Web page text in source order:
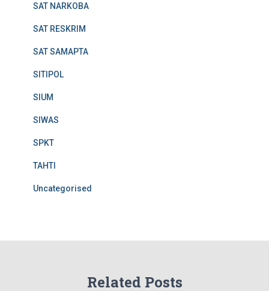
SAT NARKOBA
SAT RESKRIM
SAT SAMAPTA
SITIPOL
SIUM
SIWAS
SPKT
TAHTI
Uncategorised
Related Posts